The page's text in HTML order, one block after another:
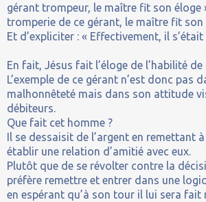
gérant trompeur, le maître fit son éloge
tromperie de ce gérant, le maître fit son
Et d’expliciter : « Effectivement, il
En fait, Jésus fait l’éloge de l’habilité de
L’exemple de ce gérant n’est donc pas
malhonnêteté mais dans son attitude
débiteurs.
Que fait cet homme ?
Il se dessaisit de l’argent en remettant
établir une relation d’amitié avec eux.
Plutôt que de se révolter contre la
préfère remettre et entrer dans une
en espérant qu’à son tour il lui sera fait